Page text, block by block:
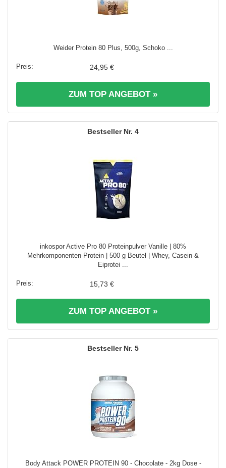
Weider Protein 80 Plus, 500g, Schoko ...
24,95 €
ZUM TOP ANGEBOT »
4
inkospor Active Pro 80 Proteinpulver Vanille | 80%
Mehrkomponenten-Protein | 500 g Beutel | Whey, Casein &
Eiprotei ...
15,73 €
ZUM TOP ANGEBOT »
5
Body Attack POWER PROTEIN 90 - Chocolate - 2kg Dose -